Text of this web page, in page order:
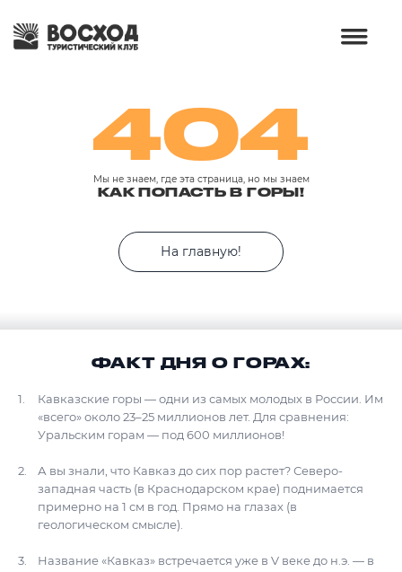
404
Мы не знаем, где эта страница, но мы знаем
КАК ПОПАСТЬ В ГОРЫ!
На главную!
ФАКТ ДНЯ О ГОРАХ:
Кавказские горы — одни из самых молодых в России. Им
«всего» около 23–25 миллионов лет. Для сравнения:
Уральским горам — под 600 миллионов!
А вы знали, что Кавказ до сих пор растет? Северо-
западная часть (в Краснодарском крае) поднимается
примерно на 1 см в год. Прямо на глазах (в
геологическом смысле).
Название «Кавказ» встречается уже в V веке до н.э. — в